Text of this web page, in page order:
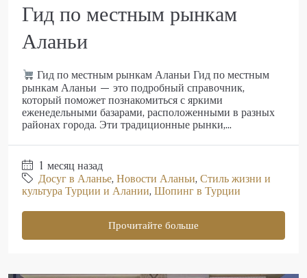
Гид по местным рынкам
Аланьи
Гид по местным рынкам Аланьи Гид по местным
рынкам Аланьи — это подробный справочник,
который поможет познакомиться с яркими
еженедельными базарами, расположенными в разных
районах города. Эти традиционные рынки,...
1 месяц назад
Досуг в Аланье, Новости Аланьи, Стиль жизни и
культура Турции и Алании, Шопинг в Турции
Прочитайте больше